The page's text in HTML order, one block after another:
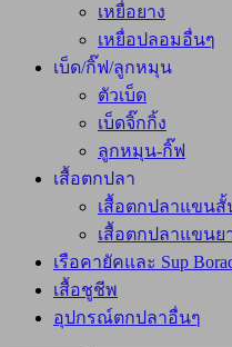
เหยื่อยาง
เหยื่อปลอมอื่นๆ
เบ็ด/กิ๊ฟ/ลูกหมุน
ตัวเบ็ด
เบ็ดจิ๊กกิ้ง
ลูกหมุน-กิ๊ฟ
เสื้อตกปลา
เสื้อตกปลาแขนสั้
เสื้อตกปลาแขนย
เรือคายัคและ Sup
เสื้อชูชีพ
อุปกรณ์ตกปลาอื่นๆ